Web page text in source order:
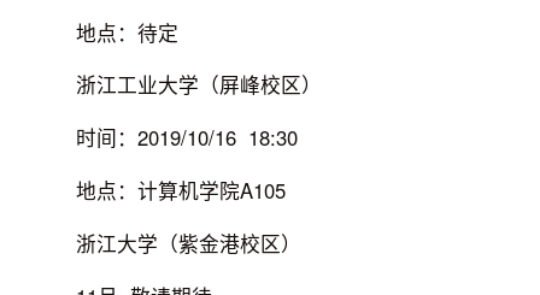
地点：待定
浙江工业大学（屏峰校区）
时间：2019/10/16 18:30
地点：计算机学院A105
浙江大学（紫金港校区）